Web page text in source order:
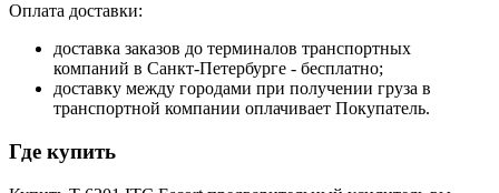
Оплата доставки:
доставка заказов до терминалов транспортных
компаний в Санкт-Петербурге - бесплатно;
доставку между городами при получении груза в
транспортной компании оплачивает Покупатель.
Где купить